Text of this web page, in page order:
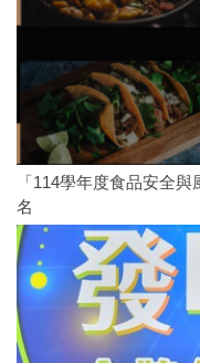
「114學年度食品安全
名